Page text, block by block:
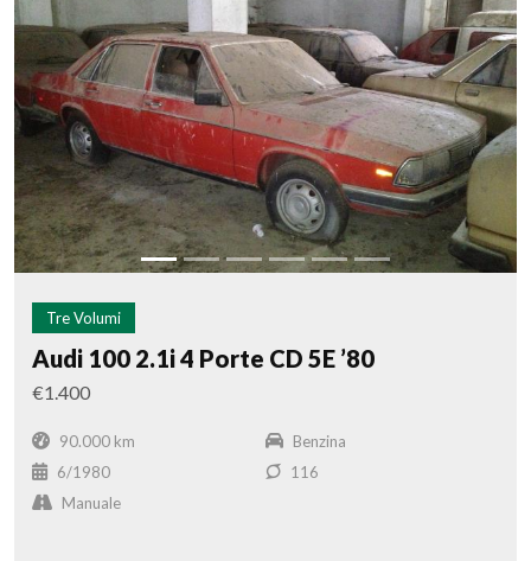
Tre Volumi
Audi 100 2.1i 4 Porte CD 5E ’80
€1.400
90.000 km
Benzina
6/1980
116
Manuale